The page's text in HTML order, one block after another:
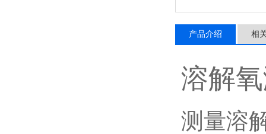
产品介绍 相
溶解
测量溶